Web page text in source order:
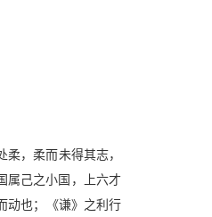
，柔而未得其志，
属己之小国，上六才
动也；《谦》之利行